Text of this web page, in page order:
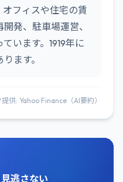
フィスや住宅の賃
発、駐車場運営、
います。1919年に
ます。
供: Yahoo Finance（AI要約）
逃さない